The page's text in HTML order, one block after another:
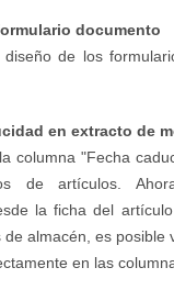
documento
de los
en extracto de
columna "Fecha
de artículos.
la ficha del
de almacén, es posible
en las